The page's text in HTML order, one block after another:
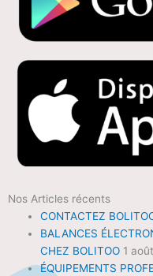
Nos Articles récents
CONTACTEZ
BALANCES
CHEZ BOLITOO 1
ÉQUIPEMENTS